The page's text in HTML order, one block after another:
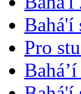
Bahá'í
Pro